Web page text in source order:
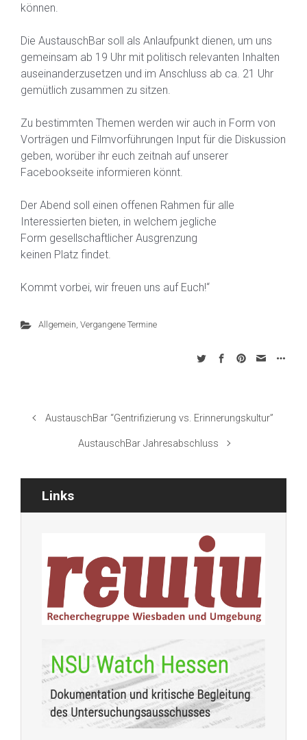
können.
Die AustauschBar soll als Anlaufpunkt dienen, um uns
gemeinsam ab 19 Uhr mit politisch relevanten Inhalten
auseinanderzusetzen und im Anschluss ab ca. 21 Uhr
gemütlich zusammen zu sitzen.
Zu bestimmten Themen werden wir auch in Form von
Vorträgen und Filmvorführungen Input für die Diskussion
geben, worüber ihr euch zeitnah auf unserer
Facebookseite informieren könnt.
Der Abend soll einen offenen Rahmen für alle
Interessierten bieten, in welchem jegliche
Form gesellschaftlicher Ausgrenzung
keinen Platz findet.
Kommt vorbei, wir freuen uns auf Euch!“
Allgemein, Vergangene Termine
AustauschBar “Gentrifizierung vs. Erinnerungskultur”
AustauschBar Jahresabschluss
Links